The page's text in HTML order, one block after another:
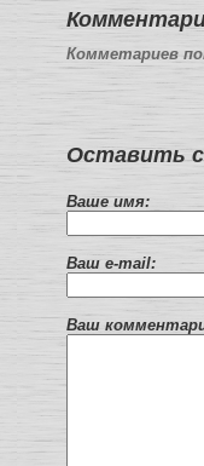
Комметариев
Оставить
Ваше имя:
Ваш e-mail:
Ваш